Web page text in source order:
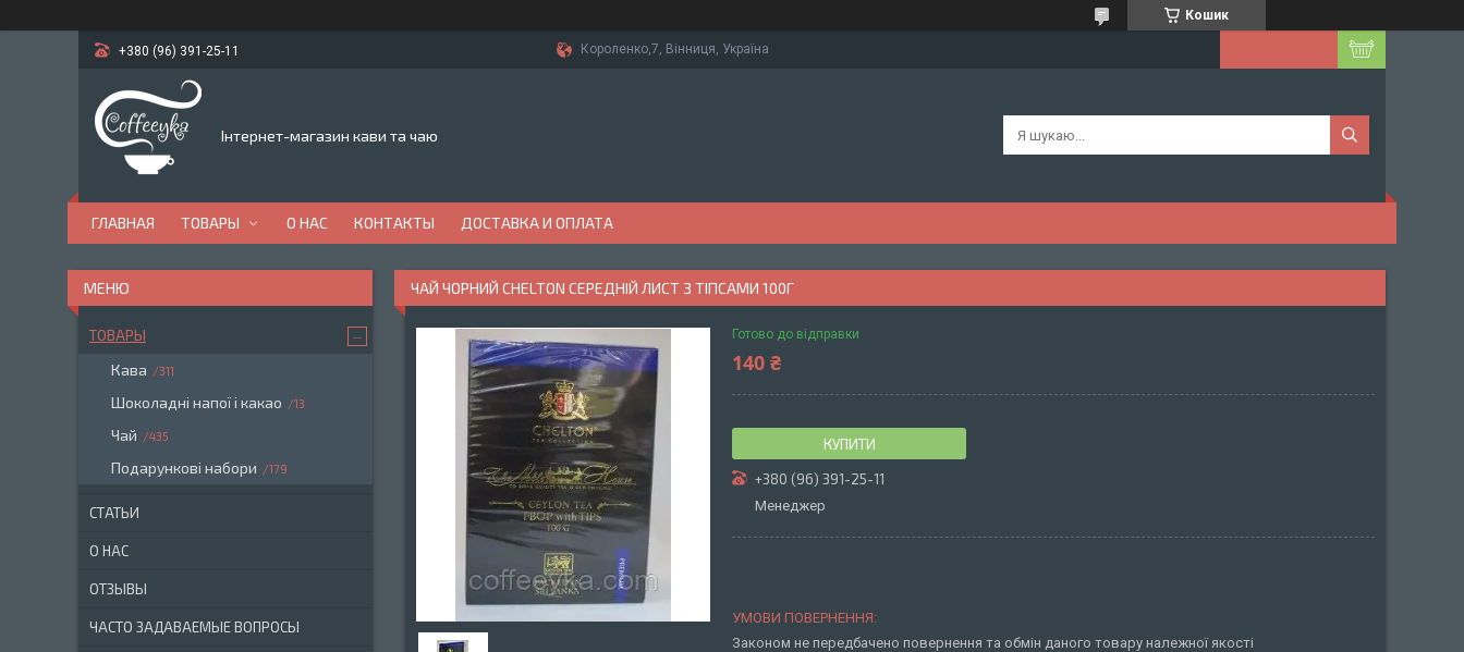
Кошик
+380 (96) 391-25-11 Короленко,7, Вінниця, Україна
Інтернет-магазин кави та чаю
ГЛАВНАЯ ТОВАРЫ О НАС КОНТАКТЫ ДОСТАВКА И ОПЛАТА
ЧАЙ ЧОРНИЙ CHELTON СЕРЕДНІЙ ЛИСТ З ТІПСАМИ 100Г
Готово до відправки
140 ₴
КУПИТИ
+380 (96) 391-25-11
Менеджер
Законом не передбачено повернення та обмін даного товару належної якості
ТОВАРЫ
Кава 311
Шоколадні напої і какао 13
Чай 435
Подарункові набори 179
СТАТЬИ
О НАС
ОТЗЫВЫ
ЧАСТО ЗАДАВАЕМЫЕ ВОПРОСЫ